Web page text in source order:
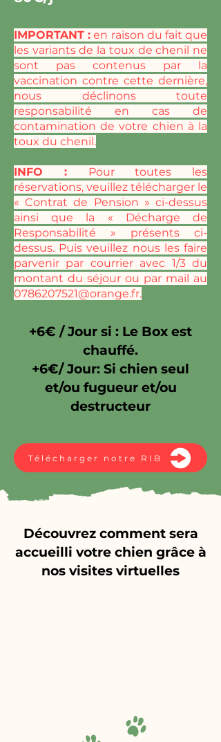
IMPORTANT : en raison du fait que
les variants de la toux de chenil ne
sont pas contenus par la
vaccination contre cette dernière,
nous déclinons toute
responsabilité en cas de
contamination de votre chien à la
toux du chenil.
INFO : Pour toutes les
réservations, veuillez télécharger le
« Contrat de Pension » ci-dessus
ainsi que la « Décharge de
Responsabilité » présents ci-
dessus. Puis veuillez nous les faire
parvenir par courrier avec 1/3 du
montant du séjour ou par mail au
0786207521@orange.fr.
+6€ / Jour si : Le Box est
chauffé.
+6€/ Jour: Si chien seul
et/ou fugueur et/ou
destructeur
Télécharger notre RIB
Découvrez comment sera
accueilli votre chien grâce à
nos visites virtuelles